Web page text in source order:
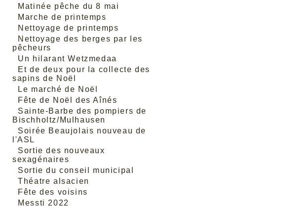
Matinée pêche du 8 mai
Marche de printemps
Nettoyage de printemps
Nettoyage des berges par les
pêcheurs
Un hilarant Wetzmedaa
Et de deux pour la collecte des
sapins de Noël
Le marché de Noël
Fête de Noël des Aînés
Sainte-Barbe des pompiers de
Bischholtz/Mulhausen
Soirée Beaujolais nouveau de
l'ASL
Sortie des nouveaux
sexagénaires
Sortie du conseil municipal
Théatre alsacien
Fête des voisins
Messti 2022